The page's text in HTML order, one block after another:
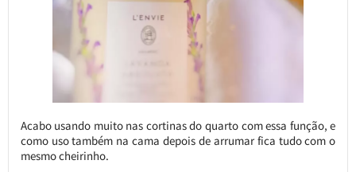
Acabo usando muito nas cortinas do quarto com essa função, e
como uso também na cama depois de arrumar fica tudo com o
mesmo cheirinho.